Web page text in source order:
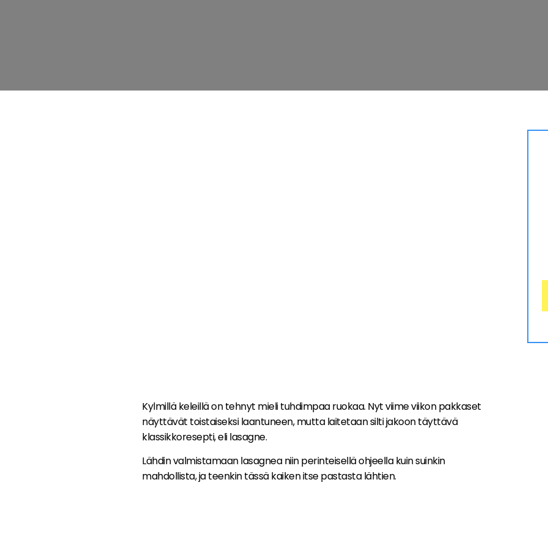
Kylmillä keleillä on tehnyt mieli tuhdimpaa ruokaa. Nyt viime viikon pakkaset
näyttävät toistaiseksi laantuneen, mutta laitetaan silti jakoon täyttävä
klassikkoresepti, eli lasagne.
Lähdin valmistamaan lasagnea niin perinteisellä ohjeella kuin suinkin
mahdollista, ja teenkin tässä kaiken itse pastasta lähtien.